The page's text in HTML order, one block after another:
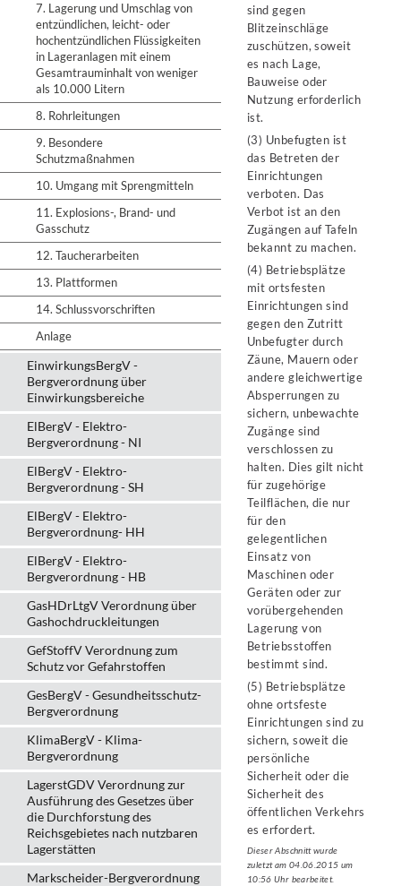
7. Lagerung und Umschlag von
entzündlichen, leicht- oder
hochentzündlichen Flüssigkeiten
in Lageranlagen mit einem
Gesamtrauminhalt von weniger
als 10.000 Litern
8. Rohrleitungen
9. Besondere
Schutzmaßnahmen
10. Umgang mit Sprengmitteln
11. Explosions-, Brand- und
Gasschutz
12. Taucherarbeiten
13. Plattformen
14. Schlussvorschriften
Anlage
EinwirkungsBergV -
Bergverordnung über
Einwirkungsbereiche
ElBergV - Elektro-
Bergverordnung - NI
ElBergV - Elektro-
Bergverordnung - SH
ElBergV - Elektro-
Bergverordnung- HH
ElBergV - Elektro-
Bergverordnung - HB
GasHDrLtgV Verordnung über
Gashochdruckleitungen
GefStoffV Verordnung zum
Schutz vor Gefahrstoffen
GesBergV - Gesundheitsschutz-
Bergverordnung
KlimaBergV - Klima-
Bergverordnung
LagerstGDV Verordnung zur
Ausführung des Gesetzes über
die Durchforstung des
Reichsgebietes nach nutzbaren
Lagerstätten
Markscheider-Bergverordnung
sind gegen
Blitzeinschläge
zuschützen, soweit
es nach Lage,
Bauweise oder
Nutzung erforderlich
ist.
(3) Unbefugten ist
das Betreten der
Einrichtungen
verboten. Das
Verbot ist an den
Zugängen auf Tafeln
bekannt zu machen.
(4) Betriebsplätze
mit ortsfesten
Einrichtungen sind
gegen den Zutritt
Unbefugter durch
Zäune, Mauern oder
andere gleichwertige
Absperrungen zu
sichern, unbewachte
Zugänge sind
verschlossen zu
halten. Dies gilt nicht
für zugehörige
Teilflächen, die nur
für den
gelegentlichen
Einsatz von
Maschinen oder
Geräten oder zur
vorübergehenden
Lagerung von
Betriebsstoffen
bestimmt sind.
(5) Betriebsplätze
ohne ortsfeste
Einrichtungen sind zu
sichern, soweit die
persönliche
Sicherheit oder die
Sicherheit des
öffentlichen Verkehrs
es erfordert.
Dieser Abschnitt wurde
zuletzt am 04.06.2015 um
10:56 Uhr bearbeitet.